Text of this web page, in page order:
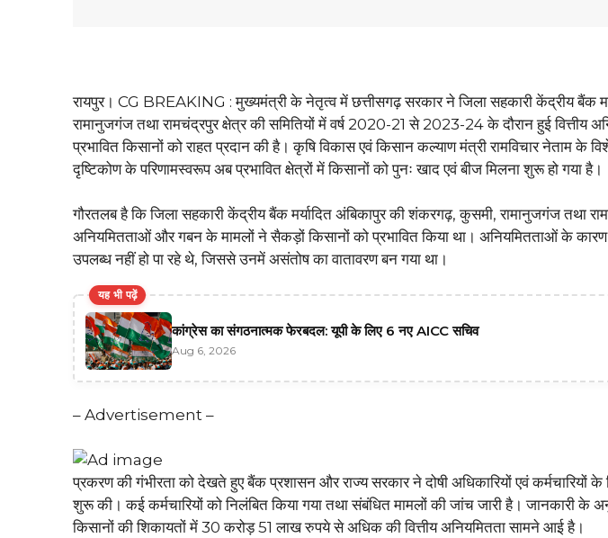
रायपुर। CG BREAKING : मुख्यमंत्री के नेतृत्व में छत्तीसगढ़ सरकार ने जिला सहकारी केंद्रीय बैंक
रामानुजगंज तथा रामचंद्रपुर क्षेत्र की समितियों में वर्ष 2020-21 से 2023-24 के दौरान हुई वित्तीय
प्रभावित किसानों को राहत प्रदान की है। कृषि विकास एवं किसान कल्याण मंत्री रामविचार नेताम के
दृष्टिकोण के परिणामस्वरूप अब प्रभावित क्षेत्रों में किसानों को पुनः खाद एवं बीज मिलना शुरू हो गया है।
गौरतलब है कि जिला सहकारी केंद्रीय बैंक मर्यादित अंबिकापुर की शंकरगढ़, कुसमी, रामानुजगंज तथा
अनियमितताओं और गबन के मामलों ने सैकड़ों किसानों को प्रभावित किया था। अनियमितताओं के
उपलब्ध नहीं हो पा रहे थे, जिससे उनमें असंतोष का वातावरण बन गया था।
यह भी पढ़ें
कांग्रेस का संगठनात्मक फेरबदल: यूपी के लिए 6 नए AICC सचिव
Aug 6, 2026
– Advertisement –
प्रकरण की गंभीरता को देखते हुए बैंक प्रशासन और राज्य सरकार ने दोषी अधिकारियों एवं कर्मचारियों के
शुरू की। कई कर्मचारियों को निलंबित किया गया तथा संबंधित मामलों की जांच जारी है। जानकारी
किसानों की शिकायतों में 30 करोड़ 51 लाख रुपये से अधिक की वित्तीय अनियमितता सामने आई है।